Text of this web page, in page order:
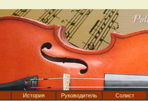
История Руководитель Солист